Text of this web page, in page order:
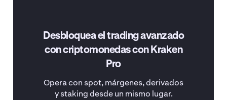
Desbloquea el trading avanzado
con criptomonedas con Kraken
Pro
Opera con spot, márgenes, derivados
y staking desde un mismo lugar.